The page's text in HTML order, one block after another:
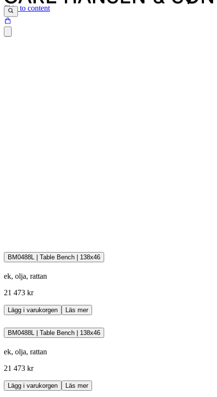
Skip to content
klätterrankor som slingrar sig upp längs regnskogens träd.
Carl Hansen & Søn använder rotting från odlingar i Indonesien som
levererar produkter av högsta kvalitet. Rotting har ett vackert
naturligt färgspektrum som varierar från gult till ljusbrunt.
Ladda ner skötselanvisningarna som pdf-fil
BM0488L | Table Bench | 138x46
ek, olja, rattan
21 473 kr
Lägg i varukorgen Läs mer
BM0488L | Table Bench | 138x46
ek, olja, rattan
21 473 kr
Lägg i varukorgen Läs mer